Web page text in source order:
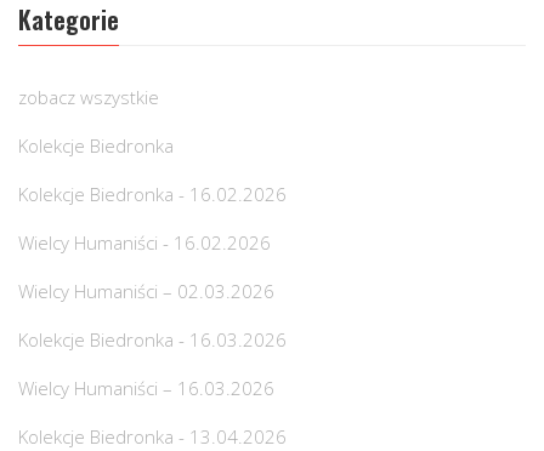
Kategorie
zobacz wszystkie
Kolekcje Biedronka
Kolekcje Biedronka - 16.02.2026
Wielcy Humaniści - 16.02.2026
Wielcy Humaniści – 02.03.2026
Kolekcje Biedronka - 16.03.2026
Wielcy Humaniści – 16.03.2026
Kolekcje Biedronka - 13.04.2026